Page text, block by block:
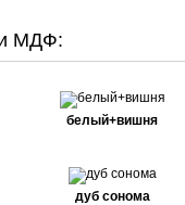
МДФ:
белый+вишня
дуб сонома